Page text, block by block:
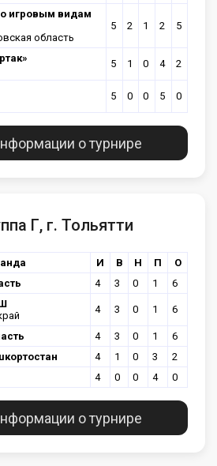
игровым видам
область
5 2 1 2 5
5 1 0 4 2
5 0 0 5 0
о турнире
Г, г. Тольятти
И В Н П
О
4 3 0 1 6
4 3 0 1 6
4 3 0 1
6
4 1 0 3
2
4 0 0 4 0
о турнире